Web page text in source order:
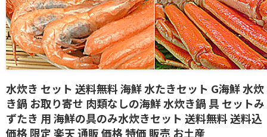
水炊き セット 送料無料 海鮮 水たきセット G海鮮 水炊
き鍋 お取り寄せ 肉類なしの海鮮 水炊き鍋 具 セットみ
ずたき 用 海鮮の具のみ水炊きセット 送料無料 送料込
価格 限定 楽天 通販 価格 特価 販売 お土産